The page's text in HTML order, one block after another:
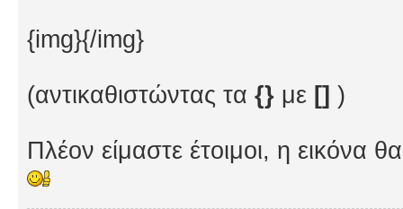
{img}{/img}
(αντικαθιστώντας τα {} με [] )
Πλέον είμαστε έτοιμοι, η εικόνα